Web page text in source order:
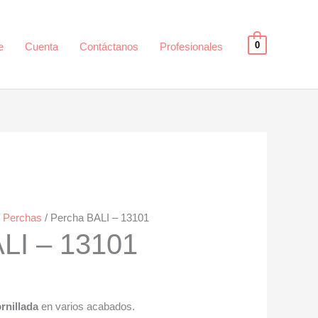
Cuenta Contáctanos Profesionales 0
Perchas / Percha BALI – 13101
– 13101
en varios acabados.